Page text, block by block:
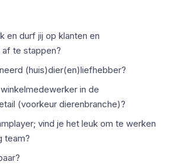
en durf jij op klanten en
te stappen?
(huis)dier(en)liefhebber?
in de
(voorkeur dierenbranche)?
vind je het leuk om te werken
team?